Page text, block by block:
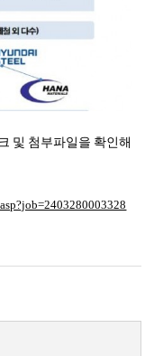
및 첨부파일을 확인해